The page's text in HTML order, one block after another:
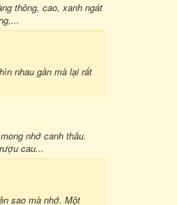
thông, cao, xanh ngát
nhau gần mà lại rất
nhớ canh thâu.
cau...
sao mà nhớ. Một